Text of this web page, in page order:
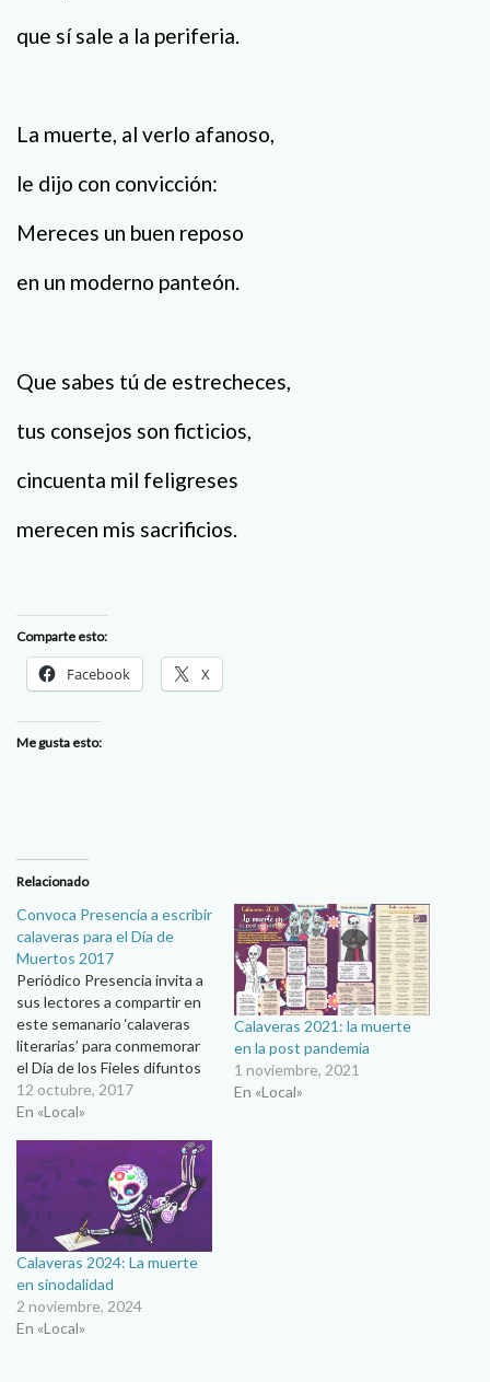
que sí sale a la periferia.
La muerte, al verlo afanoso,
le dijo con convicción:
Mereces un buen reposo
en un moderno panteón.
Que sabes tú de estrecheces,
tus consejos son ficticios,
cincuenta mil feligreses
merecen mis sacrificios.
Comparte esto:
Facebook X
Me gusta esto:
Relacionado
Convoca Presencia a escribir
calaveras para el Día de
Muertos 2017
Periódico Presencia invita a
sus lectores a compartir en
este semanario ‘calaveras
literarias’ para conmemorar
el Día de los Fieles difuntos
2017. Como se sabe, es
tradición que en el mes de
una serie de calaveras
literarias alusivas a la vida de
nuestra Diócesis de Ciudad
12 octubre, 2017
En «Local»
Calaveras 2021: la muerte
en la post pandemia
1 noviembre, 2021
En «Local»
Calaveras 2024: La muerte
en sinodalidad
2 noviembre, 2024
En «Local»